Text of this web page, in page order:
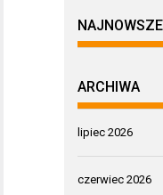
ARCHIWA
lipiec 2026
czerwiec 2026